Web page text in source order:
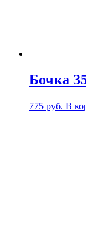
Бочка
775 руб. В